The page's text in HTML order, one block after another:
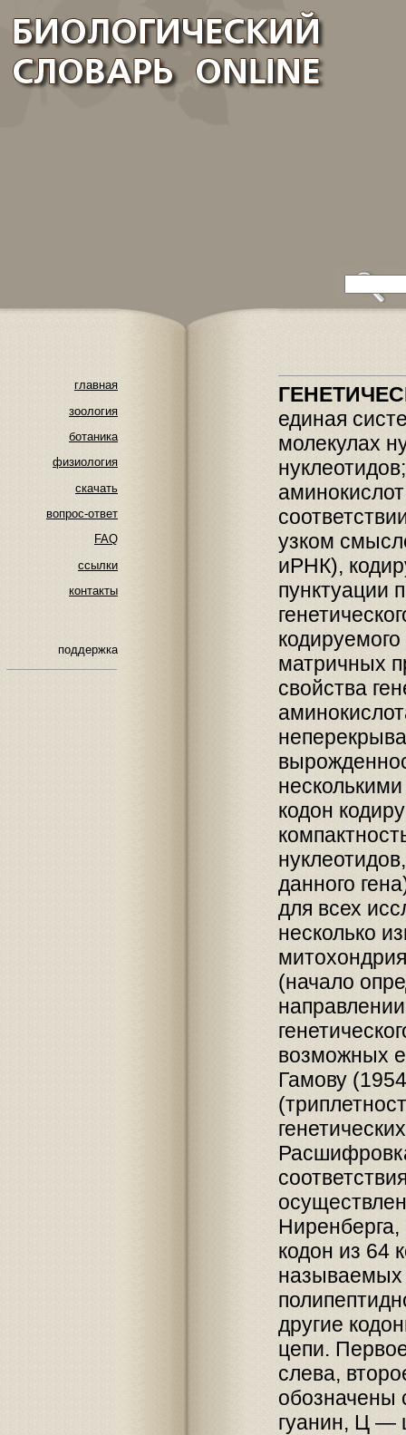
главная
зоология
ботаника
физиология
скачать
вопрос-ответ
FAQ
ссылки
контакты
поддержка
единая
молекулах
узком
иРНК),
пунктуации
матричных
свойства
кодон
данного
для всех
несколько
(начало
возможных
Гамову
кодон из 64
называемых
другие
цепи.
слева,
гуанин, Ц —